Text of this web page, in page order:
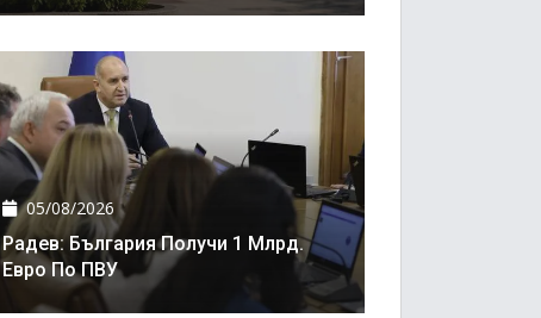
05/08/2026
Радев: България Получи 1 Млрд.
Евро По ПВУ